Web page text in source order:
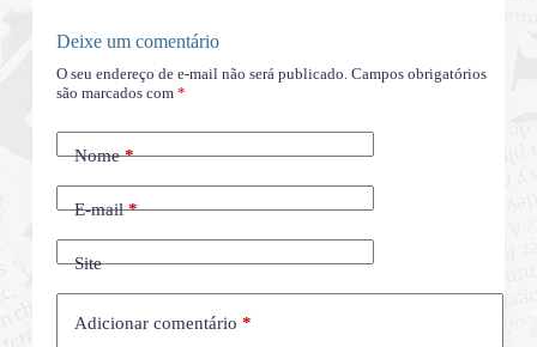
Deixe um comentário
O seu endereço de e-mail não será publicado. Campos obrigatórios
são marcados com *
Nome*
E-mail*
Site
Adicionar comentário *